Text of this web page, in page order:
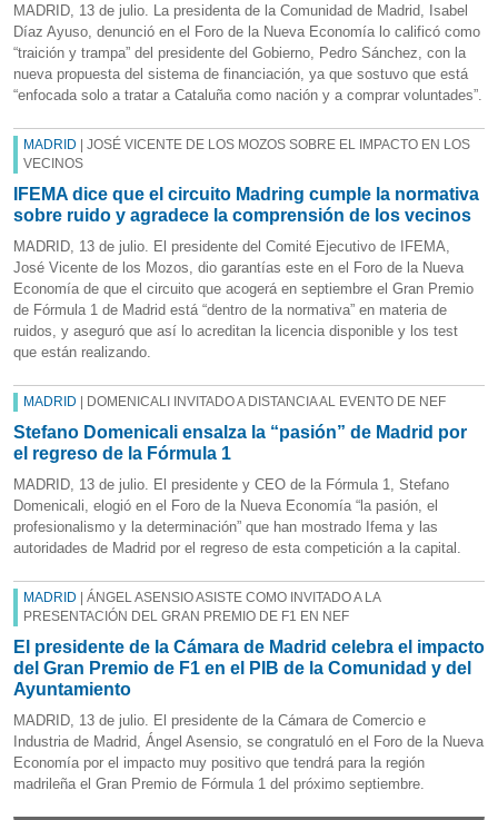
MADRID, 13 de julio. La presidenta de la Comunidad de Madrid, Isabel
Díaz Ayuso, denunció en el Foro de la Nueva Economía lo calificó como
“traición y trampa” del presidente del Gobierno, Pedro Sánchez, con la
nueva propuesta del sistema de financiación, ya que sostuvo que está
“enfocada solo a tratar a Cataluña como nación y a comprar voluntades”.
MADRID | JOSÉ VICENTE DE LOS MOZOS SOBRE EL IMPACTO EN LOS
VECINOS
IFEMA dice que el circuito Madring cumple la normativa
sobre ruido y agradece la comprensión de los vecinos
MADRID, 13 de julio. El presidente del Comité Ejecutivo de IFEMA,
José Vicente de los Mozos, dio garantías este en el Foro de la Nueva
Economía de que el circuito que acogerá en septiembre el Gran Premio
de Fórmula 1 de Madrid está “dentro de la normativa” en materia de
ruidos, y aseguró que así lo acreditan la licencia disponible y los test
que están realizando.
MADRID | DOMENICALI INVITADO A DISTANCIA AL EVENTO DE NEF
Stefano Domenicali ensalza la “pasión” de Madrid por
el regreso de la Fórmula 1
MADRID, 13 de julio. El presidente y CEO de la Fórmula 1, Stefano
Domenicali, elogió en el Foro de la Nueva Economía “la pasión, el
profesionalismo y la determinación” que han mostrado Ifema y las
autoridades de Madrid por el regreso de esta competición a la capital.
MADRID | ÁNGEL ASENSIO ASISTE COMO INVITADO A LA
PRESENTACIÓN DEL GRAN PREMIO DE F1 EN NEF
El presidente de la Cámara de Madrid celebra el impacto
del Gran Premio de F1 en el PIB de la Comunidad y del
Ayuntamiento
MADRID, 13 de julio. El presidente de la Cámara de Comercio e
Industria de Madrid, Ángel Asensio, se congratuló en el Foro de la Nueva
Economía por el impacto muy positivo que tendrá para la región
madrileña el Gran Premio de Fórmula 1 del próximo septiembre.